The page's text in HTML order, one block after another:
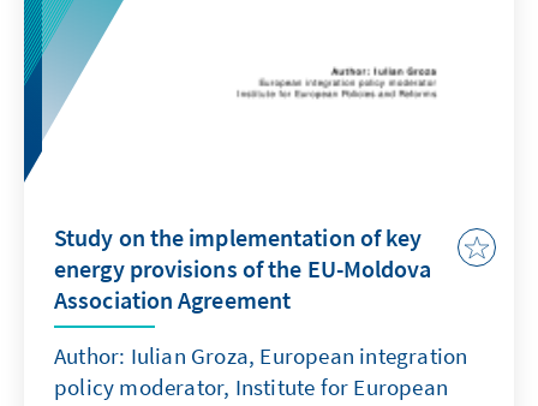
Study on the implementation of key
energy provisions of the EU-Moldova
Association Agreement
Author: Iulian Groza, European integration
policy moderator, Institute for European